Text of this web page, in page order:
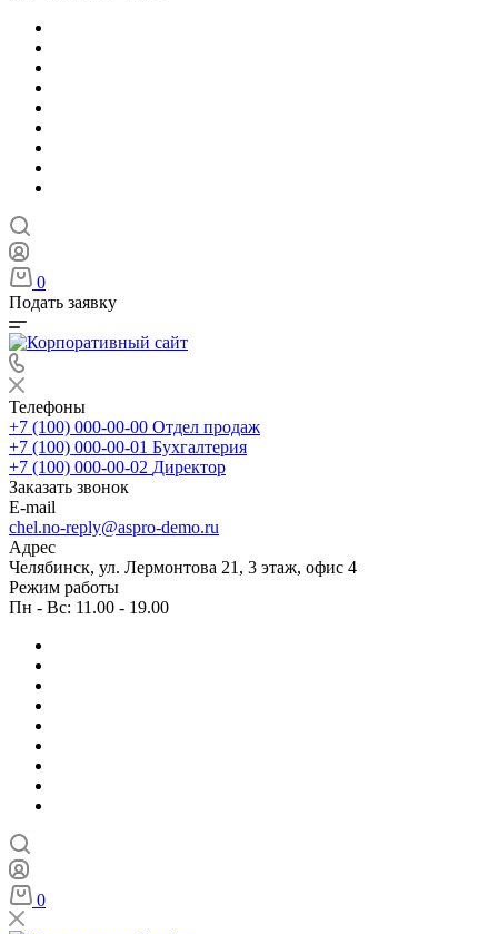
0
Подать заявку
Телефоны
+7 (100) 000-00-00 Отдел продаж
+7 (100) 000-00-01 Бухгалтерия
+7 (100) 000-00-02 Директор
Заказать звонок
E-mail
chel.no-reply@aspro-demo.ru
Адрес
Челябинск, ул. Лермонтова 21, 3 этаж, офис 4
Режим работы
Пн - Вс: 11.00 - 19.00
0